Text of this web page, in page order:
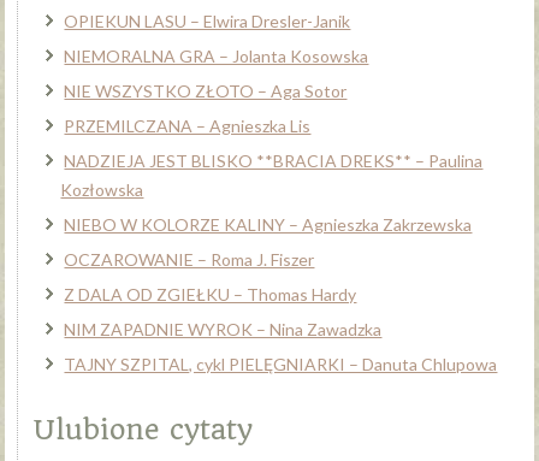
OPIEKUN LASU – Elwira Dresler-Janik
NIEMORALNA GRA – Jolanta Kosowska
NIE WSZYSTKO ZŁOTO – Aga Sotor
PRZEMILCZANA – Agnieszka Lis
NADZIEJA JEST BLISKO **BRACIA DREKS** – Paulina
Kozłowska
NIEBO W KOLORZE KALINY – Agnieszka Zakrzewska
OCZAROWANIE – Roma J. Fiszer
Z DALA OD ZGIEŁKU – Thomas Hardy
NIM ZAPADNIE WYROK – Nina Zawadzka
TAJNY SZPITAL, cykl PIELĘGNIARKI – Danuta Chlupowa
Ulubione cytaty